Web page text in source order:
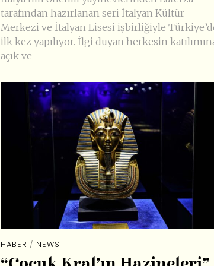
tarafından hazırlanan seri İtalyan Kültür
Merkezi ve İtalyan Lisesi işbirliğiyle
ilk kez yapılıyor. İlgi duyan herkesin
açık ve
HABER / NEWS